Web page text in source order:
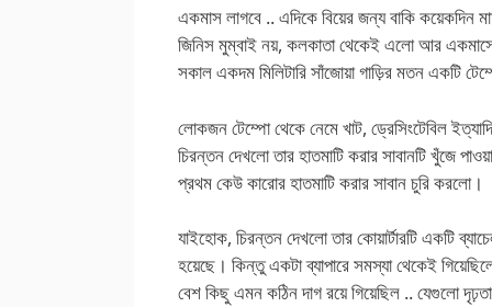
একমাস লাগবে .. এদিকে বিয়ের জন্য বাকি কয়েকদিন
জিনিস মুম্বাই নয়, কলকাতা থেকেই এলো আর
সকাল একদম মিলিটারি সাঁজোয়া গাড়ির মতন একটি
লোকজন টেম্পো থেকে নেমে খাট, ড্রেসিংটেবিল
চিরন্তন দেখলো তার হাতমাটি করার সাবানটি খুঁজে
প্রথম কেউ কারোর হাতমাটি করার সাবান চুরি করলো।
যাইহোক, চিরন্তন দেখলো তার কোয়ার্টারটি একটি
হয়েছে। কিন্তু একটা ব্যাপারে সমস্যা থেকেই
বেশ কিছু এমন কঠিন দাগ রয়ে গিয়েছিল .. যেগুলো